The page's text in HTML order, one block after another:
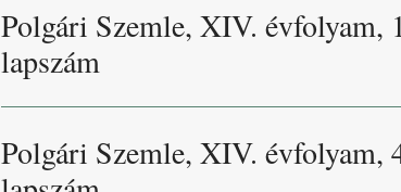
Polgári Szemle, XIV. évfolyam,
lapszám
Polgári Szemle, XIV. évfolyam,